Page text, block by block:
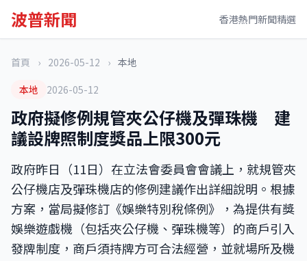
波普新聞 香港熱門新聞精選
首頁 › 2026-05-12 › 本地
本地
2026-05-12
政府擬修例規管夾公仔機及彈珠機 建
議設牌照制度獎品上限300元
政府昨日（11日）在立法會委員會會議上，就規管夾
公仔機店及彈珠機店的修例建議作出詳細說明。根據
方案，當局擬修訂《娛樂特別稅條例》，為提供有獎
娛樂遊戲機（包括夾公仔機、彈珠機等）的商戶引入
發牌制度，商戶須持牌方可合法經營，並就場所及機